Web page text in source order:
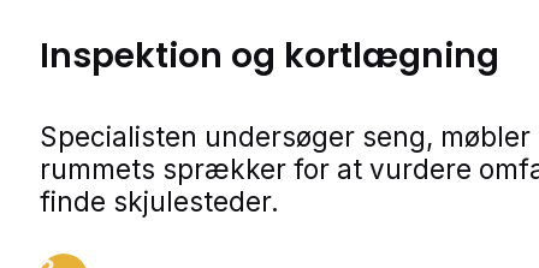
Inspektion og kortlægning
Specialisten undersøger seng, møbler
rummets sprækker for at vurdere
finde skjulesteder.